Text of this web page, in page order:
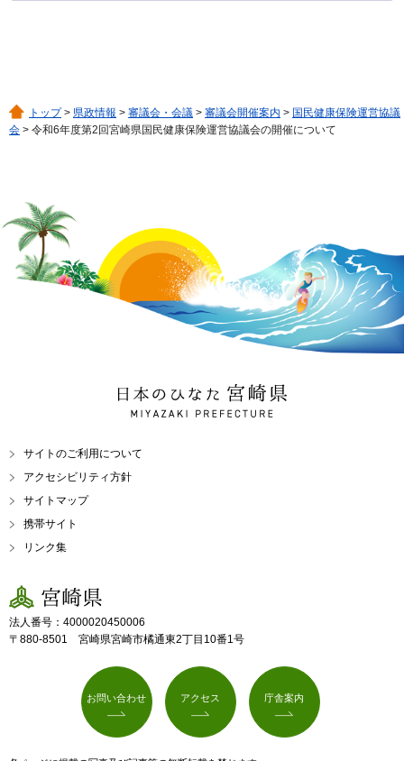
トップ> 県政情報 > 審議会・会議 > 審議会開催案内 > 国民健康保険運営協議
会 > 令和6年度第2回宮崎県国民健康保険運営協議会の開催について
日本のひなた 宮崎県
MIYAZAKI PREFECTURE
サイトのご利用について
アクセシビリティ方針
サイトマップ
携帯サイト
リンク集
宮崎県
法人番号：4000020450006
〒880-8501 宮崎県宮崎市橘通東2丁目10番1号
お問い合わせ アクセス 庁舎案内